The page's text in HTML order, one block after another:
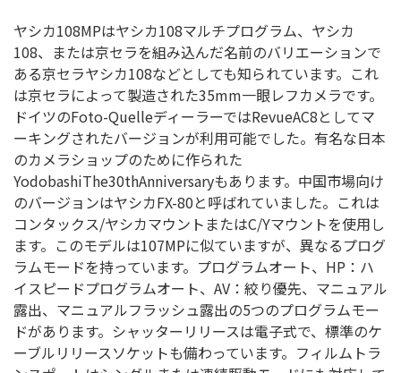
ヤシカ108MPはヤシカ108マルチプログラム、ヤシカ
108、または京セラを組み込んだ名前のバリエーションで
ある京セラヤシカ108などとしても知られています。これ
は京セラによって製造された35mm一眼レフカメラです。
ドイツのFoto-QuelleディーラーではRevueAC8としてマ
ーキングされたバージョンが利用可能でした。有名な日本
のカメラショップのために作られた
YodobashiThe30thAnniversaryもあります。中国市場向け
のバージョンはヤシカFX-80と呼ばれていました。これは
コンタックス/ヤシカマウントまたはC/Yマウントを使用し
ます。このモデルは107MPに似ていますが、異なるプログ
ラムモードを持っています。プログラムオート、HP：ハ
イスピードプログラムオート、AV：絞り優先、マニュアル
露出、マニュアルフラッシュ露出の5つのプログラムモー
ドがあります。シャッターリリースは電子式で、標準のケ
ーブルリリースソケットも備わっています。フィルムトラ